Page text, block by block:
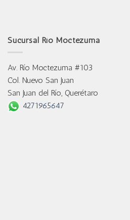
Sucursal Río Moctezuma
Av. Río Moctezuma #103
Col. Nuevo San Juan
San Juan del Río, Querétaro
4271965647